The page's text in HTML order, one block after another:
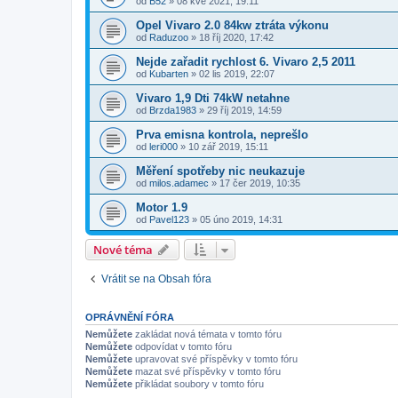
Opel Vivaro 2.0 84kw ztráta výkonu
od Raduzoo » 18 říj 2020, 17:42
Nejde zařadit rychlost 6. Vivaro 2,5 2011
od Kubarten » 02 lis 2019, 22:07
Vivaro 1,9 Dti 74kW netahne
od Brzda1983 » 29 říj 2019, 14:59
Prva emisna kontrola, neprešlo
od leri000 » 10 zář 2019, 15:11
Měření spotřeby nic neukazuje
od milos.adamec » 17 čer 2019, 10:35
Motor 1.9
od Pavel123 » 05 úno 2019, 14:31
Nové téma
Vrátit se na Obsah fóra
OPRÁVNĚNÍ FÓRA
Nemůžete zakládat nová témata v tomto fóru
Nemůžete odpovídat v tomto fóru
Nemůžete upravovat své příspěvky v tomto fóru
Nemůžete mazat své příspěvky v tomto fóru
Nemůžete přikládat soubory v tomto fóru